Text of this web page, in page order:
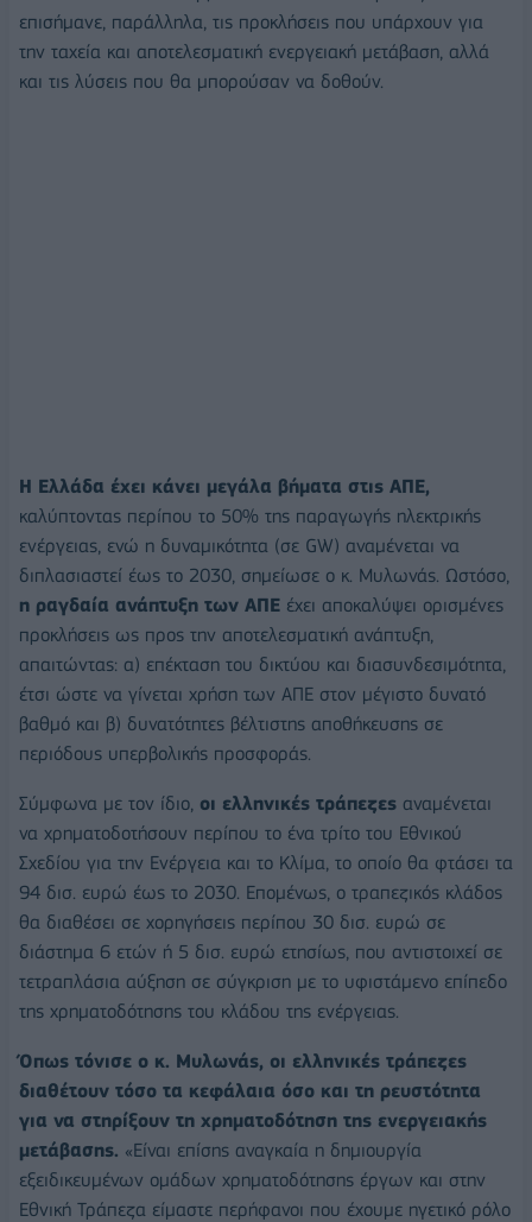
επισήμανε, παράλληλα, τις προκλήσεις που υπάρχουν για
την ταχεία και αποτελεσματική ενεργειακή μετάβαση, αλλά
και τις λύσεις που θα μπορούσαν να δοθούν.
Η Ελλάδα έχει κάνει μεγάλα βήματα στις ΑΠΕ,
καλύπτοντας περίπου το 50% της παραγωγής ηλεκτρικής
ενέργειας, ενώ η δυναμικότητα (σε GW) αναμένεται να
διπλασιαστεί έως το 2030, σημείωσε ο κ. Μυλωνάς. Ωστόσο,
η ραγδαία ανάπτυξη των ΑΠΕ έχει αποκαλύψει ορισμένες
προκλήσεις ως προς την αποτελεσματική ανάπτυξη,
απαιτώντας: α) επέκταση του δικτύου και διασυνδεσιμότητα,
έτσι ώστε να γίνεται χρήση των ΑΠΕ στον μέγιστο δυνατό
βαθμό και β) δυνατότητες βέλτιστης αποθήκευσης σε
περιόδους υπερβολικής προσφοράς.
Σύμφωνα με τον ίδιο, οι ελληνικές τράπεζες αναμένεται
να χρηματοδοτήσουν περίπου το ένα τρίτο του Εθνικού
Σχεδίου για την Ενέργεια και το Κλίμα, το οποίο θα φτάσει τα
94 δισ. ευρώ έως το 2030. Επομένως, ο τραπεζικός κλάδος
θα διαθέσει σε χορηγήσεις περίπου 30 δισ. ευρώ σε
διάστημα 6 ετών ή 5 δισ. ευρώ ετησίως, που αντιστοιχεί σε
τετραπλάσια αύξηση σε σύγκριση με το υφιστάμενο επίπεδο
της χρηματοδότησης του κλάδου της ενέργειας.
Όπως τόνισε ο κ. Μυλωνάς, οι ελληνικές τράπεζες
διαθέτουν τόσο τα κεφάλαια όσο και τη ρευστότητα
για να στηρίξουν τη χρηματοδότηση της ενεργειακής
μετάβασης. «Είναι επίσης αναγκαία η δημιουργία
εξειδικευμένων ομάδων χρηματοδότησης έργων και στην
Εθνική Τράπεζα είμαστε περήφανοι που έχουμε ηγετικό ρόλο